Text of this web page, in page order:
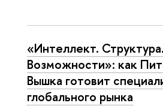
«Интеллект. Структура.
Возможности»: как
Вышка готовит
глобального рынка